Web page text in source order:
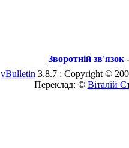
Зворотній зв'язок -
vBulletin 3.8.7 ; Copyright ©
Переклад: © Віталій